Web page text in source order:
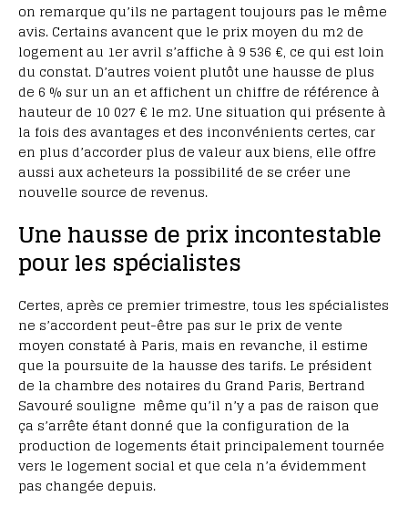
on remarque qu’ils ne partagent toujours pas le même
avis. Certains avancent que le prix moyen du m2 de
logement au 1er avril s’affiche à 9 536 €, ce qui est loin
du constat. D’autres voient plutôt une hausse de plus
de 6 % sur un an et affichent un chiffre de référence à
hauteur de 10 027 € le m2. Une situation qui présente à
la fois des avantages et des inconvénients certes, car
en plus d’accorder plus de valeur aux biens, elle offre
aussi aux acheteurs la possibilité de se créer une
nouvelle source de revenus.
Une hausse de prix incontestable
pour les spécialistes
Certes, après ce premier trimestre, tous les spécialistes
ne s’accordent peut-être pas sur le prix de vente
moyen constaté à Paris, mais en revanche, il estime
que la poursuite de la hausse des tarifs. Le président
de la chambre des notaires du Grand Paris, Bertrand
Savouré souligne même qu’il n’y a pas de raison que
ça s’arrête étant donné que la configuration de la
production de logements était principalement tournée
vers le logement social et que cela n’a évidemment
pas changée depuis.